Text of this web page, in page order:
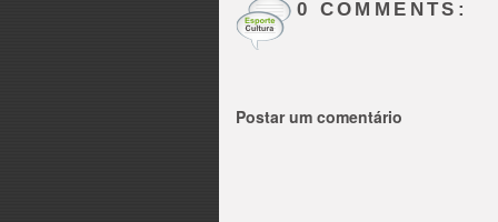
0 COMMENTS:
Postar um comentário